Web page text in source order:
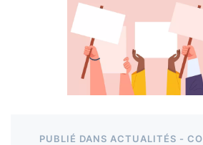
PUBLIÉ DANS ACTUALITÉS -